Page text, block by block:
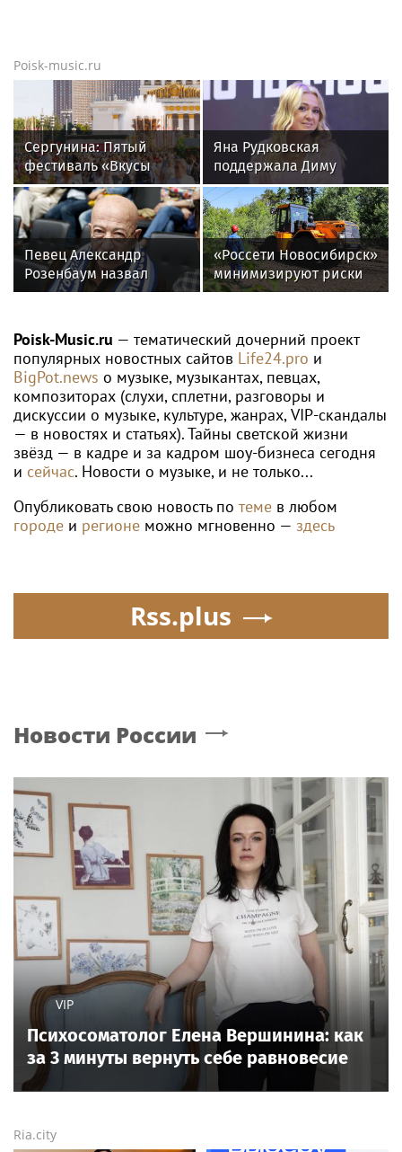
Poisk-music.ru
Сергунина: Пятый
фестиваль «Вкусы
России» пройдет в
Москве 13–23 августа
Яна Рудковская
поддержала Диму
Билана после скандала
с высокой сценой
Певец Александр
Розенбаум назвал
Любовь Орлову
«Россети Новосибирск»
минимизируют риски
повреждений ЛЭП за
Poisk-Music.ru — тематический дочерний проект
популярных новостных сайтов Life24.pro и
BigPot.news о музыке, музыкантах, певцах,
композиторах (слухи, сплетни, разговоры и
дискуссии о музыке, культуре, жанрах, VIP-скандалы
— в новостях и статьях). Тайны светской жизни
звёзд — в кадре и за кадром шоу-бизнеса сегодня
и сейчас. Новости о музыке, и не только...
Опубликовать свою новость по теме в любом
городе и регионе можно мгновенно — здесь
Rss.plus
Новости России
VIP
Психосоматолог Елена Вершинина: как
за 3 минуты вернуть себе равновесие
Ria.city